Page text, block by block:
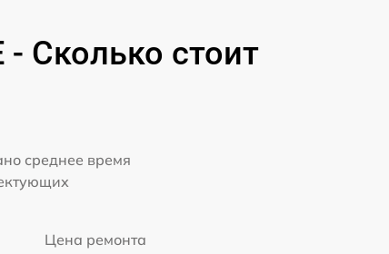
Сколько стоит
среднее время
Цена ремонта